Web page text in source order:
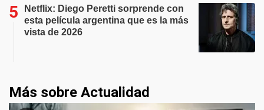
Netflix: Diego Peretti sorprende con
esta película argentina que es la más
vista de 2026
Más sobre Actualidad